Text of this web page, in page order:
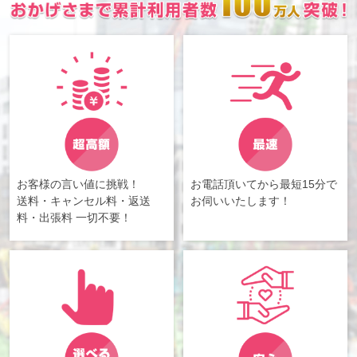
お客様の言い値に挑戦！
送料・キャンセル料・返送
料・出張料 一切不要！
お電話頂いてから最短15分で
お伺いいたします！